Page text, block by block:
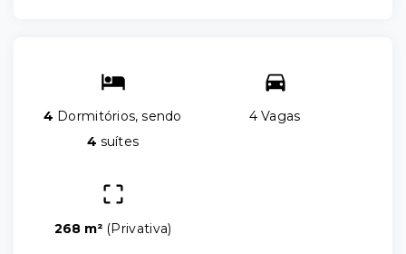
4 Dormitórios, sendo
4 suítes
4 Vagas
268 m² (Privativa)